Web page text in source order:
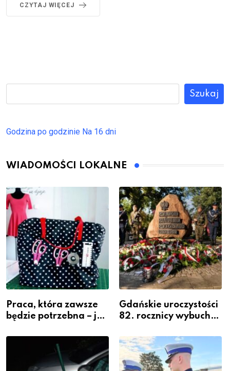
CZYTAJ WIĘCEJ
Szukaj
Godzina po godzinie Na 16 dni
WIADOMOŚCI LOKALNE
Praca, która zawsze
będzie potrzebna – jak
zawodem przyszłości i
gdzie się go nauczyć?
Gdańskie uroczystości
82. rocznicy wybuchu
Warszawskiego